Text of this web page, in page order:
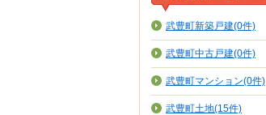
武豊町新築戸建(0件)
武豊町中古戸建(0件)
武豊町マンション(0件)
武豊町土地(15件)